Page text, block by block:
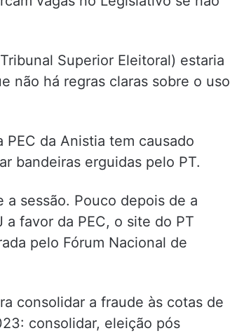
Superior Eleitoral) estaria
não há regras claras sobre o uso
da Anistia tem causado
bandeiras erguidas pelo PT.
sessão. Pouco depois de a
favor da PEC, o site do PT
pelo Fórum Nacional de
consolidar a fraude às cotas de
consolidar, eleição pós